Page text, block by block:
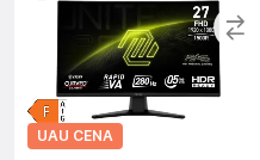
UAU CENA